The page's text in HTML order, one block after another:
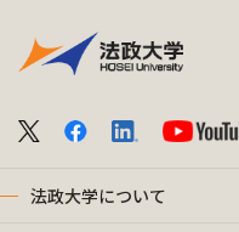
法政大学について